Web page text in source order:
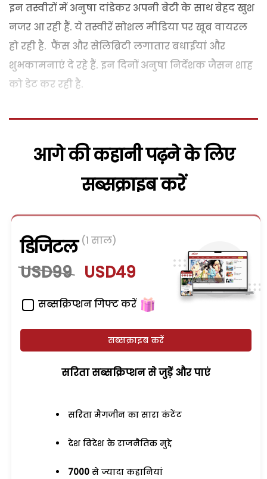
इन तस्वीरों में अनुषा दांडेकर अपनी बेटी के साथ बेहद खुश
नजर आ रही हैं. ये तस्वीरें सोशल मीडिया पर खूब वायरल
हो रही है. फैंस और सेलिब्रिटी लगातार बधाईयां और
शुभकामनाएं दे रहे हैं. इन दिनों अनुषा निर्देशक जैसन शाह
को डेट कर रही है.
आगे की कहानी पढ़ने के लिए
सब्सक्राइब करें
डिजिटल (1 साल)
USD99 USD49
सब्सक्रिप्शन गिफ्ट करें
सब्सक्राइब करें
सरिता सब्सक्रिप्शन से जुड़ेें और पाएं
सरिता मैगजीन का सारा कंटेंट
देश विदेश के राजनैतिक मुद्दे
7000 से ज्यादा कहानियां